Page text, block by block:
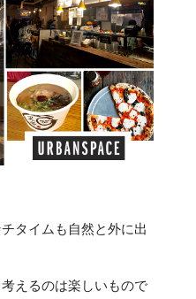
タイムも自然と外に出
えるのは楽しいもので